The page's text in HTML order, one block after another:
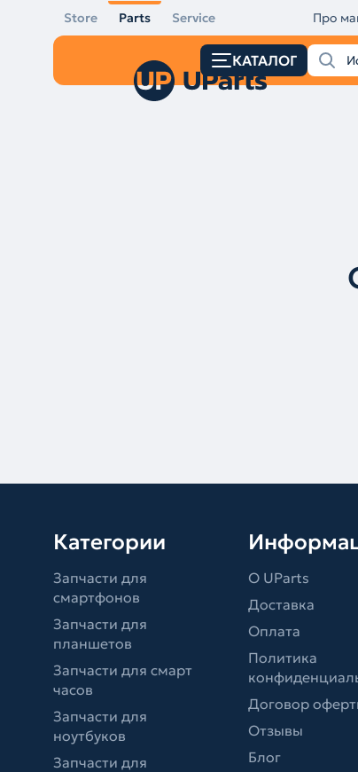
Store Parts Service Про
КАТАЛОГ
Категории
Запчасти для
смартфонов
Запчасти для
планшетов
Запчасти для смарт
часов
Запчасти для
ноутбуков
Запчасти для
О UParts
Доставка
Оплата
Политика
Договор
Отзывы
Блог